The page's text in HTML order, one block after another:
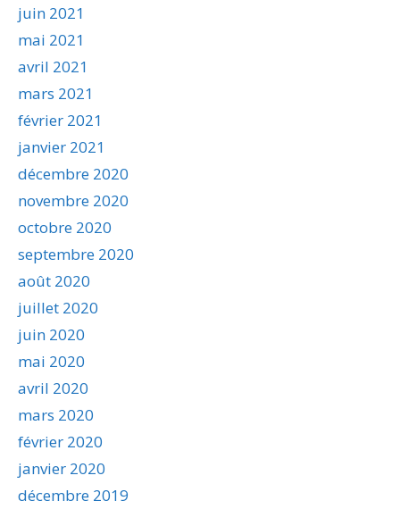
juin 2021
mai 2021
avril 2021
mars 2021
février 2021
janvier 2021
décembre 2020
novembre 2020
octobre 2020
septembre 2020
août 2020
juillet 2020
juin 2020
mai 2020
avril 2020
mars 2020
février 2020
janvier 2020
décembre 2019